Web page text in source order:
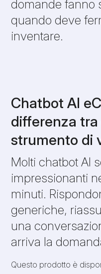
domande fanno
quando deve
inventare.
Chatbot AI
differenza tra
strumento di
Molti chatbot AI
impressionanti
minuti.
generiche,
una
arriva la
Questo prodotto è